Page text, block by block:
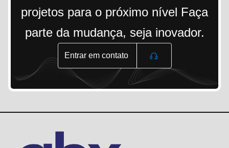
projetos para o próximo nível Faça
parte da mudança, seja inovador.
Entrar em contato